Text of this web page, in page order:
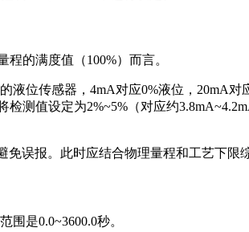
的满度值（100%）而言。
位传感器，4mA对应0%液位，20mA对
测值设定为2%~5%（对应约
误报。此时应结合物理量程和工艺下限
是0.0~3600.0秒。